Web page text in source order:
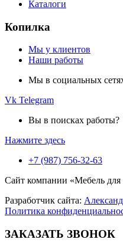
Каталоги
Копилка
Мы у клиентов
Наши работы
Мы в социальных
Vk Telegram
Вы в поисках работы?
Нажмите здесь
+7 (987) 756-32-63
Сайт компании «Мебель
Разработчик сайта:
Политика
ЗАКАЗАТЬ ЗВОНОК